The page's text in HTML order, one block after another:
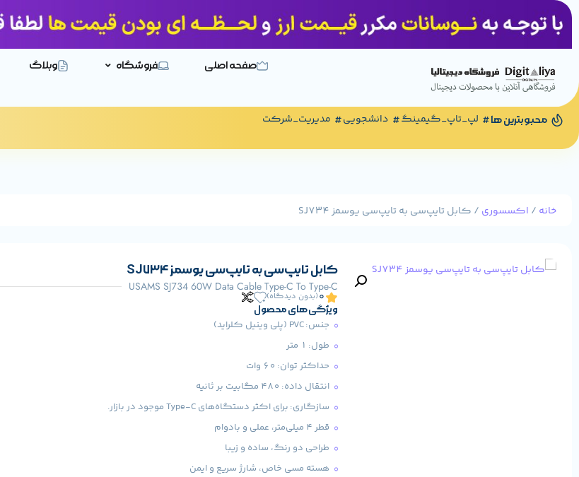
صفحه اصلی فروشگاه وبلاگ
محبوبترین ها لپ_تاپ_گیمینگ دانشجویی مدیریت_شرکت
خانه / اکسسوری / کابل تایپ‌سی به تایپ‌سی یوسمز SJ734
کابل تایپ‌سی به تایپ‌سی یوسمز SJ734
USAMS SJ734 60W Data Cable Type-C To Type-C
0(بدون دیدگاه)
ویژگی های محصول
جنس: PVC (پلی وینیل کلراید)
طول: ۱ متر
حداکثر توان: ۶۰ وات
انتقال داده: ۴۸۰ مگابیت بر ثانیه
سازگاری: برای اکثر دستگاه‌های Type-C موجود در بازار.
قطر ۴ میلی‌متر، عملی و بادوام
طراحی دو رنگ، ساده و زیبا
هسته مسی خاص، شارژ سریع و ایمن